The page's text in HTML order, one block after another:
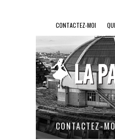
CONTACTEZ-MOI
CONTACTEZ-